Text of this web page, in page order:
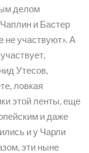
делом
и Бастер
не участвуют». А
Утесов,
ловкая
этой ленты, еще
и даже
и у Чарли
эти ныне